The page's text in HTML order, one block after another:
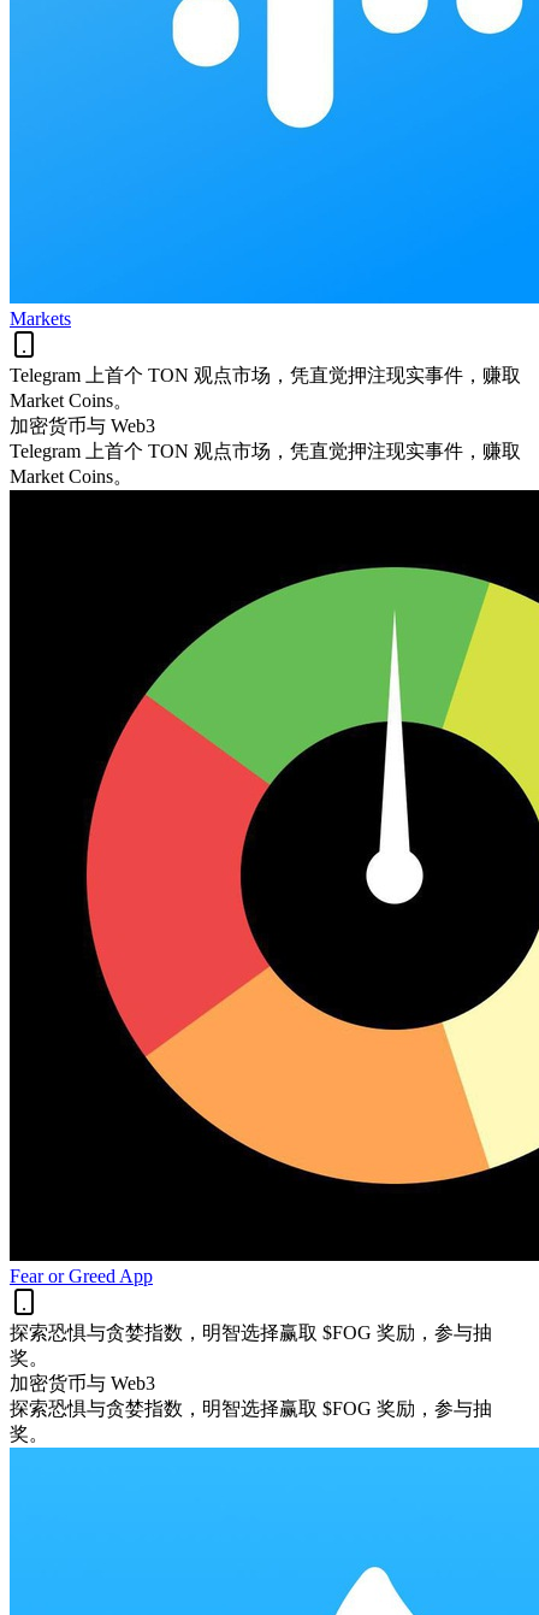
Markets
Telegram 上首个 TON 观点市场，凭直觉押注现实事件，赚取
Market Coins。
加密货币与 Web3
Telegram 上首个 TON 观点市场，凭直觉押注现实事件，赚取
Market Coins。
Fear or Greed App
探索恐惧与贪婪指数，明智选择赢取 $FOG 奖励，参与抽
奖。
加密货币与 Web3
探索恐惧与贪婪指数，明智选择赢取 $FOG 奖励，参与抽
奖。